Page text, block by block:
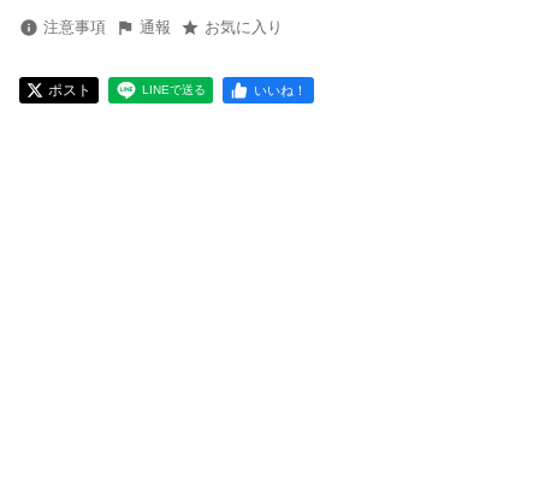
注意事項 通報 お気に入り
ポスト LINEで送る いいね！